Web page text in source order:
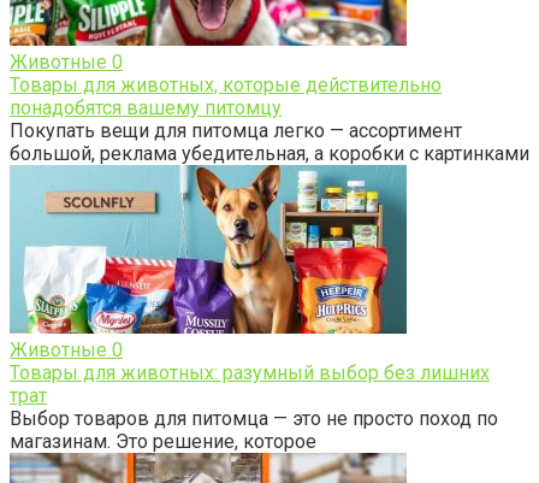
Животные 0
Товары для животных, которые действительно
понадобятся вашему питомцу
Покупать вещи для питомца легко — ассортимент
большой, реклама убедительная, а коробки с картинками
Животные 0
Товары для животных: разумный выбор без лишних
трат
Выбор товаров для питомца — это не просто поход по
магазинам. Это решение, которое